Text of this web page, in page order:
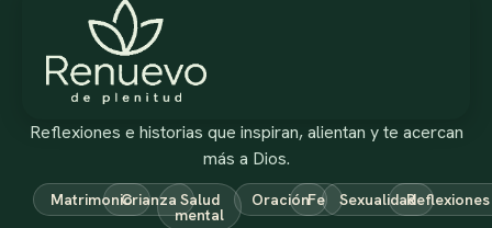
Reflexiones e historias que inspiran, alientan y te acercan
más a Dios.
MatrimonioCrianza Salud
mental
OraciónFe SexualidadReflexiones